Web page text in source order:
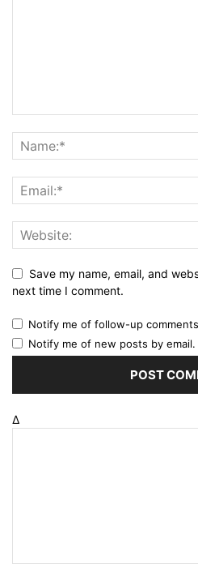
Save my name, email, and
next time I comment.
Notify me of follow-up
Notify me of new posts by email.
Δ